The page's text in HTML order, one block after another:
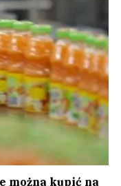
można kupić na